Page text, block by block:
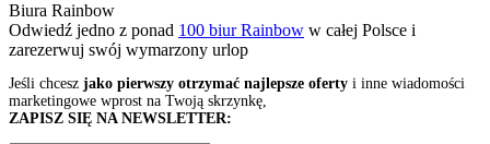
Biura Rainbow
Odwiedź jedno z ponad 100 biur Rainbow w całej Polsce i
zarezerwuj swój wymarzony urlop
Jeśli chcesz jako pierwszy otrzymać najlepsze oferty i inne wiadomości
marketingowe wprost na Twoją skrzynkę,
ZAPISZ SIĘ NA NEWSLETTER: